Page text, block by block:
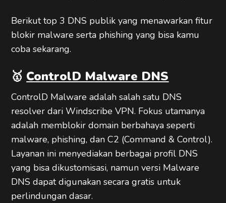
Berikut top 3 DNS publik yang menawarkan fitur
blokir malware serta phishing yang bisa kamu
coba sekarang.
🥇 ControlD Malware DNS
ControlD Malware adalah salah satu DNS
resolver dari Windscribe VPN. Fokus utamanya
adalah memblokir domain berbahaya seperti
malware, phishing, dan C2 (Command & Control).
Layanan ini menyediakan berbagai profil DNS
yang bisa dikustomisasi, namun versi Malware
DNS dapat digunakan secara gratis untuk
perlindungan dasar.